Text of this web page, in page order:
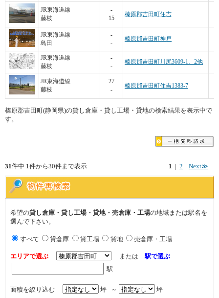
JR東海道線
藤枝
-
15
榛原郡吉田町住吉
JR東海道線
島田
-
-
榛原郡吉田町神戸
JR東海道線
藤枝
-
-
榛原郡吉田町川尻3609-1、2他
JR東海道線
藤枝
27
-
榛原郡吉田町住吉1383-7
榛原郡吉田町(静岡県)の貸し倉庫・貸し工場・貸地の検索結果を表示中で
す。
1 | 2 Next≫
31件中 1件から30件まで表示
希望の貸し倉庫・貸し工場・貸地・売倉庫・工場の地域または駅名を
選んで下さい。
すべて 貸倉庫 貸工場 貸地 売倉庫・工場
エリアで選ぶ または駅で選ぶ
駅
面積を絞り込む 坪 ～ 坪